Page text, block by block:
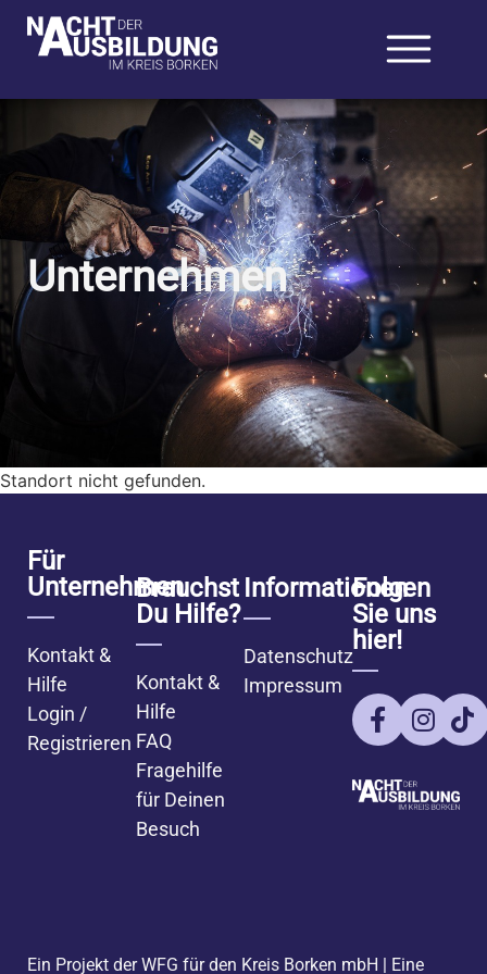
Unternehmen
Standort nicht gefunden.
Für
Unternehmen
Kontakt &
Hilfe
Login /
Registrieren
Brauchst
Du Hilfe?
Kontakt &
Hilfe
FAQ
Fragehilfe
für Deinen
Besuch
Informationen
Datenschutz
Impressum
Folgen
Sie uns
hier!
Ein Projekt der WFG für den Kreis Borken mbH | Eine